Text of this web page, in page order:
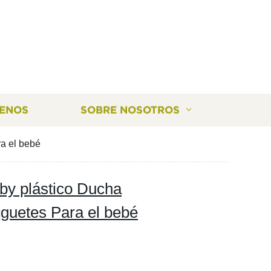
SOBRE NOSOTROS
el bebé
plástico Ducha
Para el bebé